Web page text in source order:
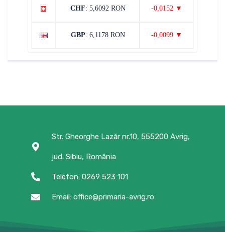
CHF: 5,6092 RON -0,0152 ▼
GBP: 6,1178 RON -0,0099 ▼
Str. Gheorghe Lazăr nr.10, 555200 Avrig,
jud. Sibiu, România
Telefon: 0269 523 101
Email: office@primaria-avrig.ro